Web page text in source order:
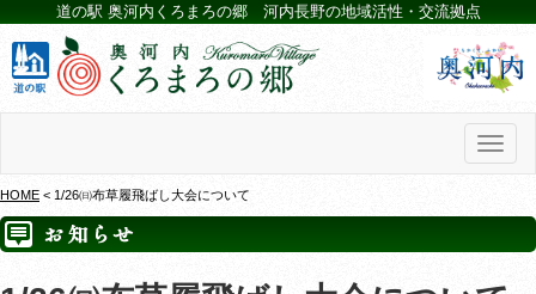
道の駅 奥河内くろまろの郷 河内長野の地域活性・交流拠点
HOME < 1/26㈰布草履飛ばし大会について